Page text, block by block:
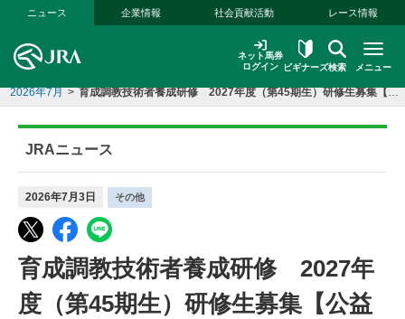
本文へ移動する
ニュース 企業情報 社会貢献活動 レース情報
ネット馬券
ログイン
ビギナーズ検索 メニュー
2026年7月 > 育成調教技術者養成研修 2027年度（第45期生）研修生募集【公益財団法人 軽種馬育成調教センター（BTC）】（8月3日締切）
JRAニュース
2026年7月3日 その他
育成調教技術者養成研修 2027年
度（第45期生）研修生募集【公益